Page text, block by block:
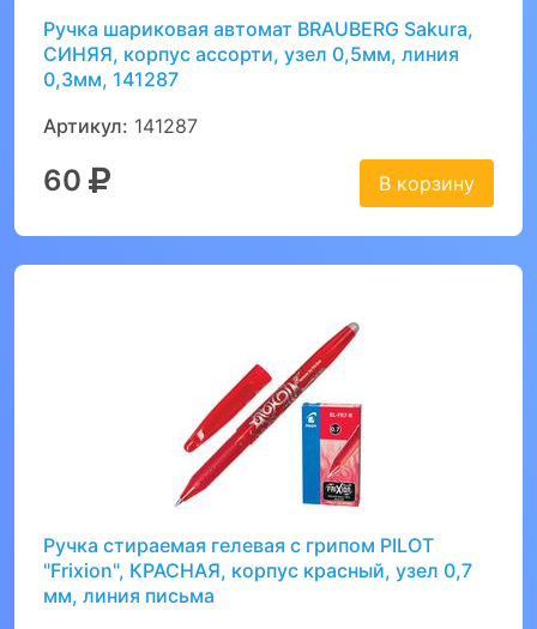
Ручка шариковая автомат BRAUBERG Sakura,
СИНЯЯ, корпус ассорти, узел 0,5мм, линия
0,3мм, 141287
Артикул: 141287
60 В корзину
Ручка стираемая гелевая с грипом PILOT
"Frixion", КРАСНАЯ, корпус красный, узел 0,7
мм, линия письма